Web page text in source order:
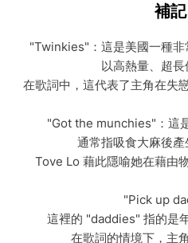
補記
"Twinkies"：這是美國一種非
以高熱量、超長
在歌詞中，這代表了主角在失
"Got the munchies"：這
通常指吸食大麻後產
Tove Lo 藉此隱喻她在藉由
"Pick up
這裡的 "daddies" 指的是
在歌詞的情境下，主